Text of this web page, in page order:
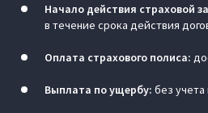
Начало действия страховой
в течение срока действия
Оплата страхового полиса:
Выплата по ущербу: без учета